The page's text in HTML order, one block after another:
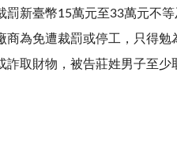
新臺幣15萬元至33萬元不
為免遭裁罰或停工，只得勉
取財物，被告莊姓男子至少